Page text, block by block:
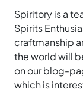
Spiritory is a
Spirits
craftmanship
the world will
on our blog-
which is